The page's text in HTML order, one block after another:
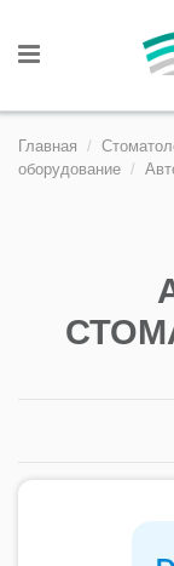
Главная
оборудование